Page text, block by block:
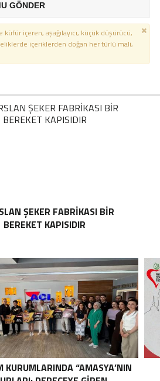
GÖNDER
içeren, aşağılayıcı, küçük düşürücü,
içeriklerden doğan her türlü mali,
ŞEKER FABRİKASI BİR
BEREKET KAPISIDIR
KURUMLARINDA “AMASYA’NIN